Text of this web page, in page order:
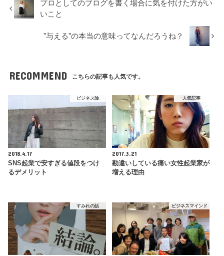
プロとしてのブログを書く場合に気を付けた方がい
いこと
”与える”の本当の意味ってなんだろうね？
RECOMMEND こちらの記事も人気です。
ビジネス論
2018.4.17
SNS起業で安すぎる値段をつけ
るデメリット
人気記事
2017.3.21
勘違いしている痛い女性起業家が
増える理由
すみれの話 ビジネスマインド